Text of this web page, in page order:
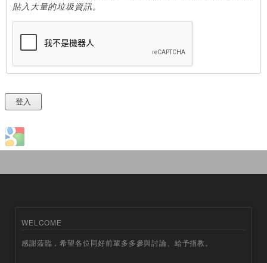
貼入大量的垃圾資訊。
Login with Google
WELCOME
感謝蒞臨，希望各位同好前輩多多參與討論、給予指教。